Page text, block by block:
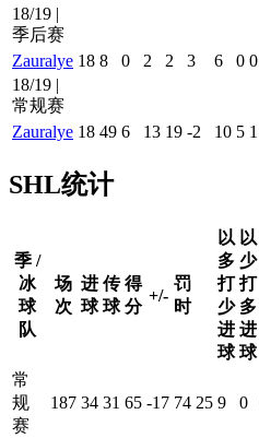
18/19 |
季后赛
Zauralye 18 8 0 2 2 3 6 0 0
18/19 |
常规赛
Zauralye 18 49 6 13 19 -2 10 5 1
SHL统计
季 /
冰
球
队
场
次
进
球
传
球
得
分
+/-
罚
时
以
多
打
少
进
球
以
少
打
多
进
球
常
规
赛
187 34 31 65 -17 74 25 9 0